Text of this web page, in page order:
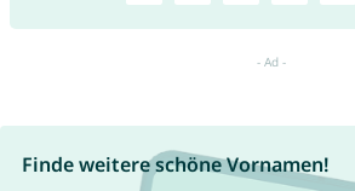
Finde weitere schöne Vornamen!